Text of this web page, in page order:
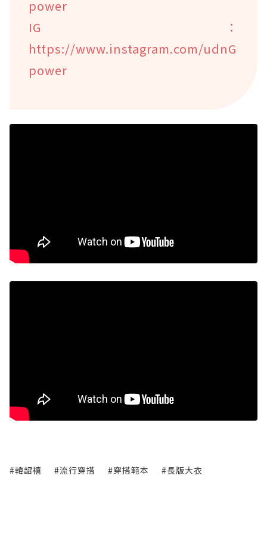
power
IG：
https://www.instagram.com/udnG
power
#韓韶禧 #流行穿搭 #穿搭範本 #長版大衣